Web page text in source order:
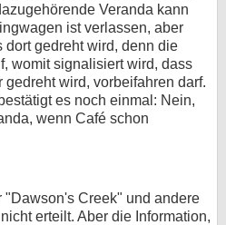
Veranda kann
ist verlassen, aber
dort gedreht wird, denn die
womit signalisiert wird, dass
wird, vorbeifahren darf.
es noch einmal: Nein,
wenn Café schon
"Dawson's Creek" und andere
erteilt. Aber die Information,
Impressum
Desktop-Ansicht
myFanbase